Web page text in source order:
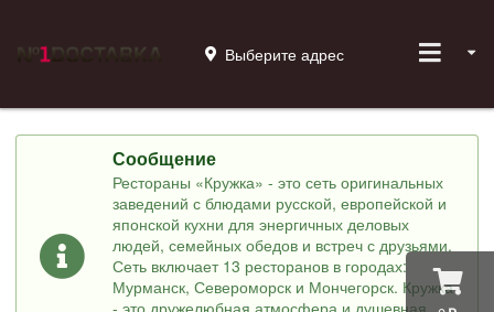
Выберите адрес
Сообщение
Рестораны «Кружка» - это сеть оригинальных
заведений с блюдами русской, европейской и
японской кухни для энергичных деловых
людей, семейных обедов и встреч с друзьями.
Сеть включает 13 ресторанов в городах:
Мурманск, Североморск и Мончегорск. Кружка